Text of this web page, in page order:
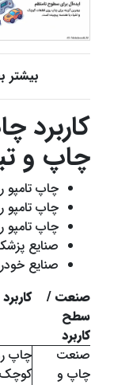
بیشتر
کاربرد
چاپ و
چاپ تامپو
چاپ
چاپ تامپو
صنایع
صنایع
صنعت /
سطح
کاربرد
صنعت
چاپ و
چاپ
کوچک